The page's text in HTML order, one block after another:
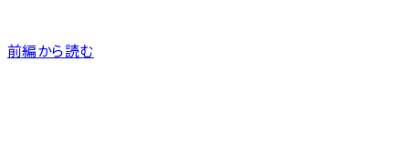
前編から読む